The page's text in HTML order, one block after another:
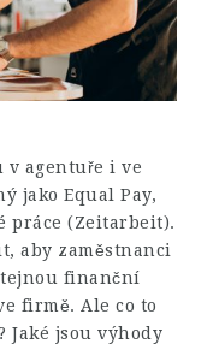
v agentuře i ve
jako Equal Pay,
práce (Zeitarbeit).
aby zaměstnanci
finanční
firmě. Ale co to
Jaké jsou výhody